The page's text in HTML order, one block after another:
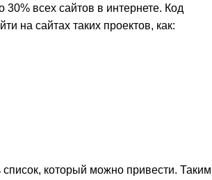
30% всех сайтов в интернете. Код
на сайтах таких проектов, как:
список, который можно привести. Таким